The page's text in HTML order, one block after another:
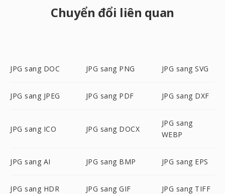
Chuyển đổi liên quan
JPG sang DOC JPG sang PNG JPG sang SVG
JPG sang JPEG JPG sang PDF JPG sang DXF
JPG sang ICO JPG sang DOCX
JPG sang
WEBP
JPG sang AI JPG sang BMP JPG sang EPS
JPG sang HDR JPG sang GIF JPG sang TIFF